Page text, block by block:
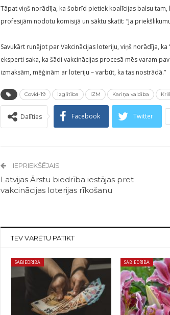
Tāpat viņš norādīja, ka šobrīd pietiek koalīcijas balsu
profesijām nodotu komisijā un sāktu skatīt: “Ja
Savukārt runājot par Vakcinācijas loteriju, viņš norādīja,
eksperti saka, ka šādi vakcinācijas procesā mēs varam
izmaksām, mēģinām ar loteriju – varbūt, ka tas nostrādā.”
Covid-19 izglītība IZM Kariņa valdība
Dalīties Facebook Twitter
IEPRIEKŠĒJAIS
Latvijas Ārstu biedrība iestājas pret
vakcinācijas loterijas rīkošanu
TEV VARĒTU PATIKT
SABIEDRĪBA SABIEDRĪBA